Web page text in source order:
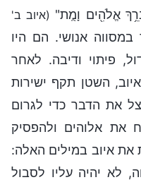
אֱלֹהִ֖ים וָמֻֽת" (איוב ב'
אנושי. הם היו
פיתוי ודיבה. לאחר
השטן תקף ישירות
את הדבר כדי לגרום
את אלוהים ולהפסיק
את איוב במילים האלה:
לא יהיה עליו לסבול